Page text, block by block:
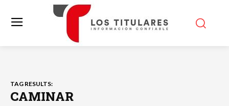
TAG RESULTS:
CAMINAR